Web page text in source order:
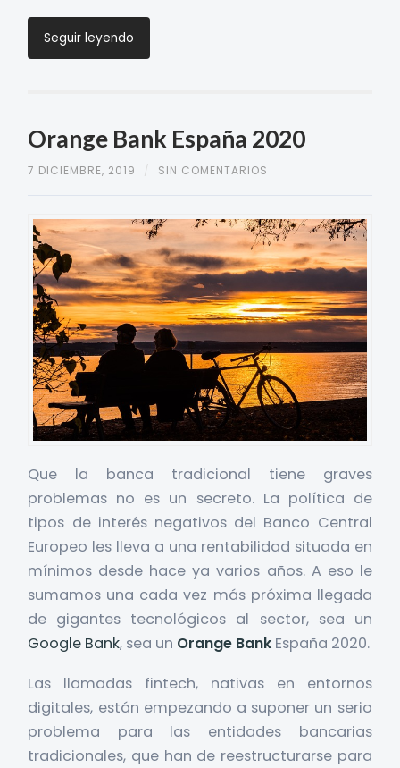
Seguir leyendo
Orange Bank España 2020
7 DICIEMBRE, 2019 / SIN COMENTARIOS
Que la banca tradicional tiene graves
problemas no es un secreto. La política de
tipos de interés negativos del Banco Central
Europeo les lleva a una rentabilidad situada en
mínimos desde hace ya varios años. A eso le
sumamos una cada vez más próxima llegada
de gigantes tecnológicos al sector, sea un
Google Bank, sea un Orange Bank España 2020.
Las llamadas fintech, nativas en entornos
digitales, están empezando a suponer un serio
problema para las entidades bancarias
tradicionales, que han de reestructurarse para